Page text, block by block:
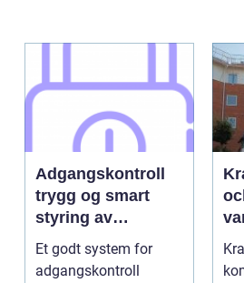
Adgangskontroll
trygg og smart
styring av
tilganger
Et godt system for
adgangskontroll